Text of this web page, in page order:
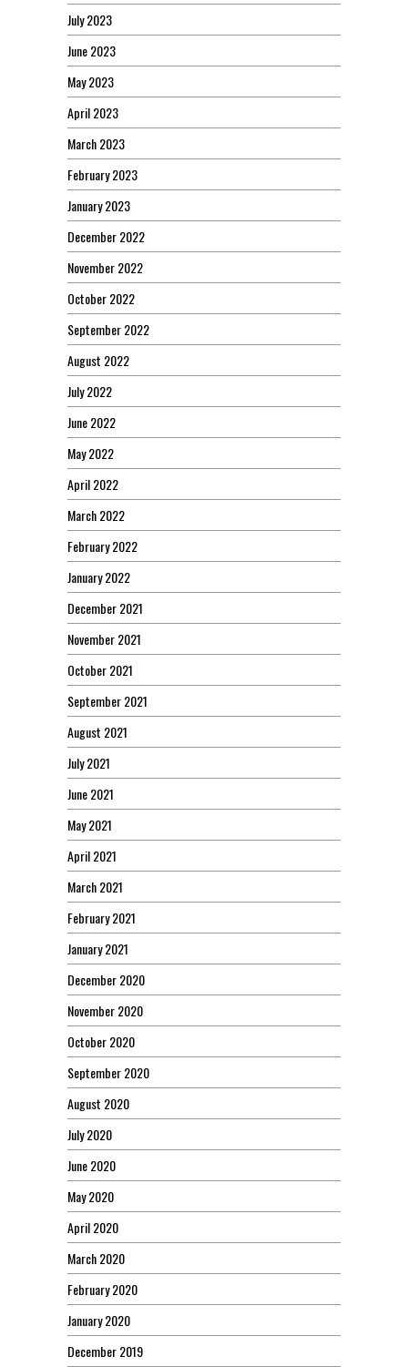
July 2023
June 2023
May 2023
April 2023
March 2023
February 2023
January 2023
December 2022
November 2022
October 2022
September 2022
August 2022
July 2022
June 2022
May 2022
April 2022
March 2022
February 2022
January 2022
December 2021
November 2021
October 2021
September 2021
August 2021
July 2021
June 2021
May 2021
April 2021
March 2021
February 2021
January 2021
December 2020
November 2020
October 2020
September 2020
August 2020
July 2020
June 2020
May 2020
April 2020
March 2020
February 2020
January 2020
December 2019